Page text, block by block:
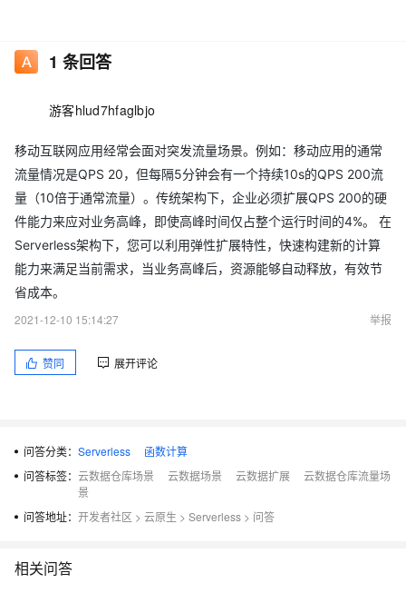
1 条回答
游客hlud7hfaglbjo
移动互联网应用经常会面对突发流量场景。例如：移动应用的通常
流量情况是QPS 20，但每隔5分钟会有一个持续10s的QPS 200流
量（10倍于通常流量）。传统架构下，企业必须扩展QPS 200的硬
件能力来应对业务高峰，即使高峰时间仅占整个运行时间的4%。 在
Serverless架构下，您可以利用弹性扩展特性，快速构建新的计算
能力来满足当前需求，当业务高峰后，资源能够自动释放，有效节
省成本。
2021-12-10 15:14:27
举报
赞同 展开评论
问答分类： Serverless
函数计算
问答标签： 云数据仓库场景 云数据场景 云数据扩展
云数据仓库流量场
景
问答地址： 开发者社区 > 云原生 > Serverless > 问答
相关问答